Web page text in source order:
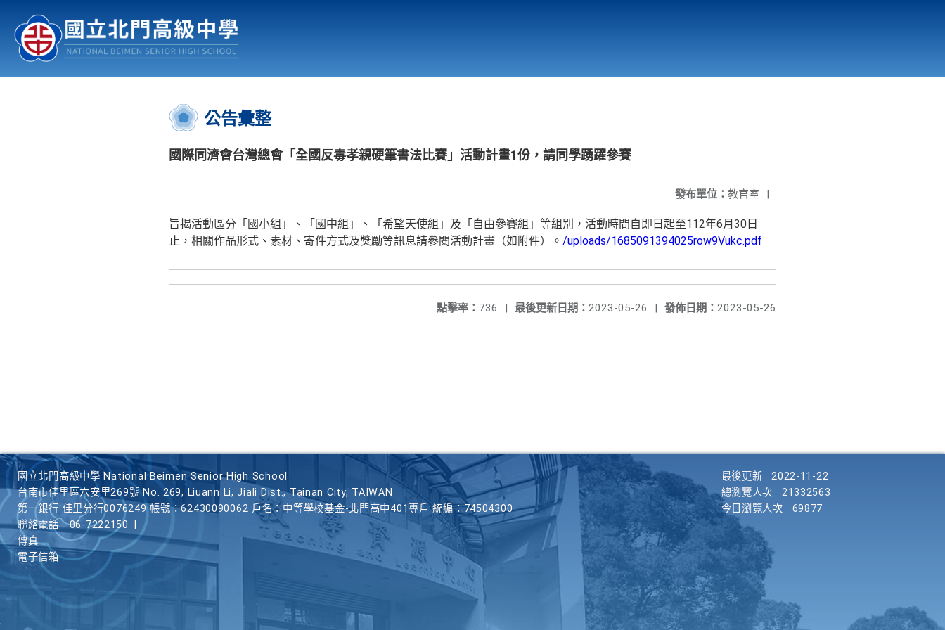
認識北中 行事曆
:::
公告彙整
國際同濟會台灣總會「全國反毒孝親硬筆書法比賽」活動計畫1份，請同學踴躍參賽
發布單位： 教官室 |
旨揭活動區分「國小組」、「國中組」、「希望天使組」及「自由參賽組」等組別，活動時間自即日起至112年6月30日
止，相關作品形式、素材、寄件方式及獎勵等訊息請參閱活動計畫（如附件）。 /uploads/1685091394025row9Vukc.pdf
發佈日期： 2023-05-26
最後更新日期： 2023-05-26 |
點擊率： 736 |
國立北門高級中學 National Beimen Senior High School
台南市佳里區六安里269號 No. 269, Liuann Li, Jiali Dist., Tainan City, TAIWAN
第一銀行 佳里分行0076249 帳號：62430090062 戶名：中等學校基金-北門高中401專戶 統編：74504300
聯絡電話
06-7222150
傳真
電子信箱
最後更新
2022-11-22
總瀏覽人次
21332563
今日瀏覽人次
69877